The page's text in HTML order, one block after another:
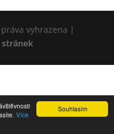
Souhlasím
Více
vyhrazena |
stránek